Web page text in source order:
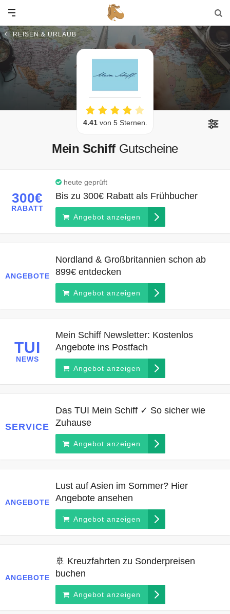
REISEN & URLAUB
4.41von 5 Sternen.
Mein Schiff Gutscheine
300€
RABATT
heute geprüft
Bis zu 300€ Rabatt als Frühbucher
Angebot anzeigen
ANGEBOTE
Nordland & Großbritannien schon ab
899€ entdecken
Angebot anzeigen
TUI
NEWS
Mein Schiff Newsletter: Kostenlos
Angebote ins Postfach
Angebot anzeigen
SERVICE
Das TUI Mein Schiff ✓ So sicher wie
Zuhause
Angebot anzeigen
ANGEBOTE
Lust auf Asien im Sommer? Hier
Angebote ansehen
Angebot anzeigen
ANGEBOTE
🚢 Kreuzfahrten zu Sonderpreisen
buchen
Angebot anzeigen